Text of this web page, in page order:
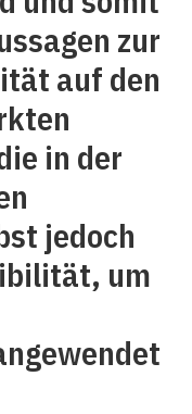
zur
auf den
in der
jedoch
um